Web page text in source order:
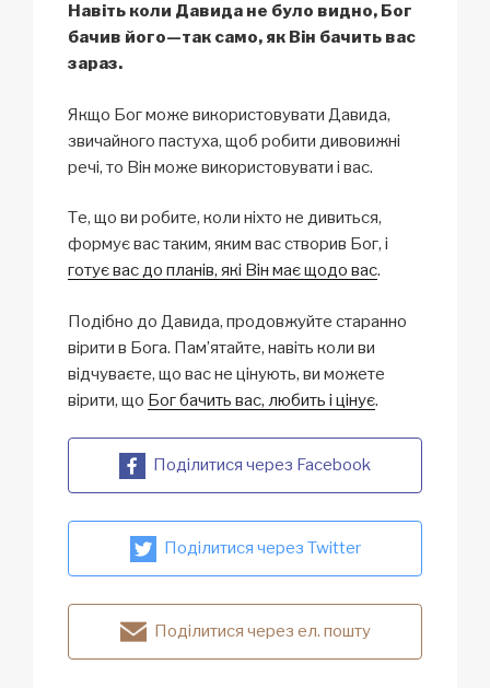
Навіть коли Давида не було видно, Бог
бачив його—так само, як Він бачить вас
зараз.
Якщо Бог може використовувати Давида,
звичайного пастуха, щоб робити дивовижні
речі, то Він може використовувати і вас.
Те, що ви робите, коли ніхто не дивиться,
формує вас таким, яким вас створив Бог, і
готує вас до планів, які Він має щодо вас.
Подібно до Давида, продовжуйте старанно
вірити в Бога. Пам’ятайте, навіть коли ви
відчуваєте, що вас не цінують, ви можете
вірити, що Бог бачить вас, любить і цінує.
Поділитися через Facebook
Поділитися через Twitter
Поділитися через ел. пошту